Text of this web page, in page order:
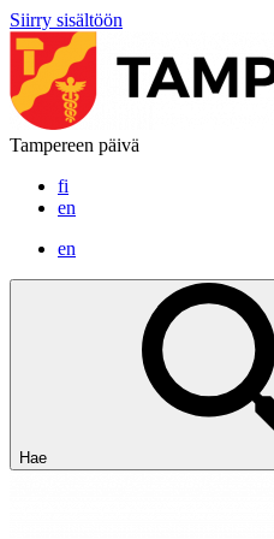
Siirry sisältöön
Tampereen päivä
fi
en
en
Hae